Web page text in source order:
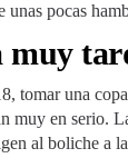
unas pocas
muy
tomar una
muy en serio.
al boliche a